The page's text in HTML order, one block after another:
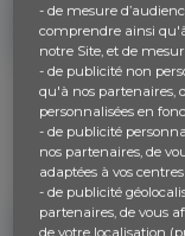
Nouveau
- de mesure
comprendre ainsi
notre Site, et de
- de publicité non
qu'à nos partenaires,
personnalisées en
- de publicité
nos partenaires, de
adaptées à vos
- de publicité
partenaires, de vous
de votre localisation